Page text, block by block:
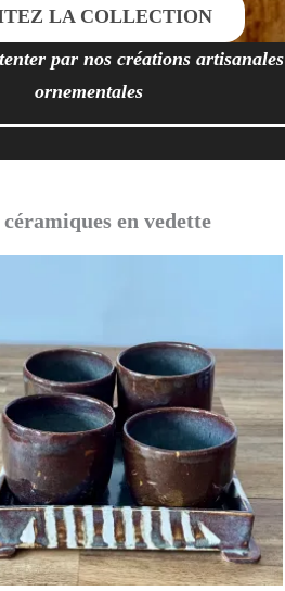
LA COLLECTION
par nos créations artisanales
ornementales
céramiques en vedette